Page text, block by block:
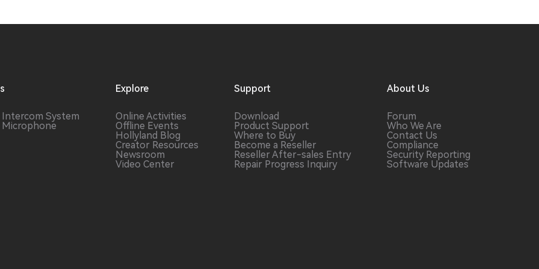
Intercom System
Microphone
Explore
Online Activities
Offline Events
Hollyland Blog
Creator Resources
Newsroom
Video Center
Support
Download
Product Support
Where to Buy
Become a Reseller
Reseller After-sales Entry
Repair Progress Inquiry
About Us
Forum
Who We Are
Contact Us
Compliance
Security Reporting
Software Updates